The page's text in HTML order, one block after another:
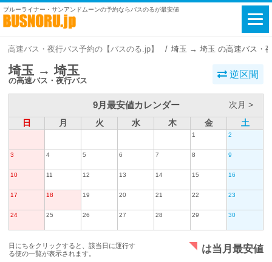
ブルーライナー・サンアンドムーンの予約ならバスのるが最安値
高速バス・夜行バス予約の【バスのる.jp】 埼玉 → 埼玉 の高速バス・
埼玉 → 埼玉
の高速バス・夜行バス
逆区間
9月最安値カレンダー
次月 >
日
月 火 水 木 金 土
1 2
3 4 5 6 7 8 9
10 11 12 13 14 15 16
17 18 19 20 21 22 23
24 25 26 27 28 29 30
日にちをクリックすると、該当日に運行す
る便の一覧が表示されます。
は当月最安値